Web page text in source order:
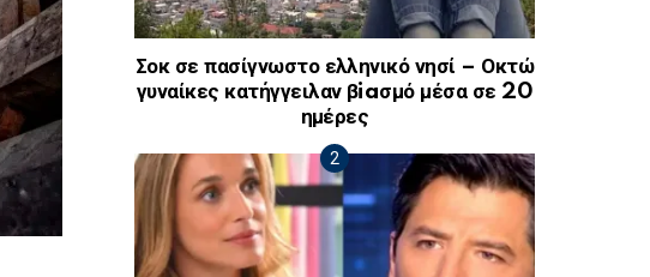
Σοκ σε πασίγνωστο ελληνικό νησί – Οκτώ
γυναίκες κατήγγειλαν βiaσμό μέσα σε 20
ημέρες